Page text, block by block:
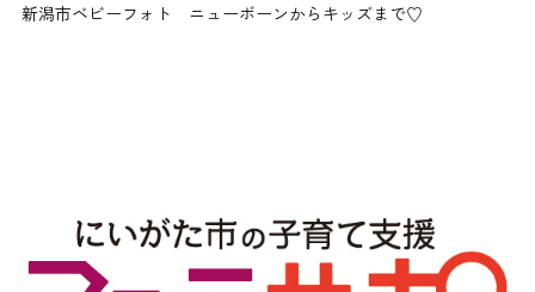
新潟市ベビーフォト ニューボーンからキッズまで♡